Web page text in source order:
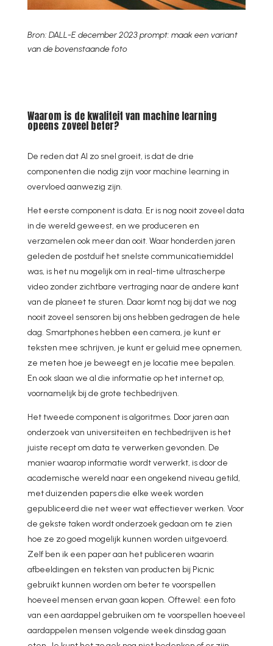
Bron: DALL-E december 2023 prompt: maak een variant
van de bovenstaande foto
Waarom is de kwaliteit van machine learning
opeens zoveel beter?
De reden dat AI zo snel groeit, is dat de drie
componenten die nodig zijn voor machine learning in
overvloed aanwezig zijn.
Het eerste component is data. Er is nog nooit zoveel data
in de wereld geweest, en we produceren en
verzamelen ook meer dan ooit. Waar honderden jaren
geleden de postduif het snelste communicatiemiddel
was, is het nu mogelijk om in real-time ultrascherpe
video zonder zichtbare vertraging naar de andere kant
van de planeet te sturen. Daar komt nog bij dat we nog
nooit zoveel sensoren bij ons hebben gedragen de hele
dag. Smartphones hebben een camera, je kunt er
teksten mee schrijven, je kunt er geluid mee opnemen,
ze meten hoe je beweegt en je locatie mee bepalen.
En ook slaan we al die informatie op het internet op,
voornamelijk bij de grote techbedrijven.
Het tweede component is algoritmes. Door jaren aan
onderzoek van universiteiten en techbedrijven is het
juiste recept om data te verwerken gevonden. De
manier waarop informatie wordt verwerkt, is door de
academische wereld naar een ongekend niveau getild,
met duizenden papers die elke week worden
gepubliceerd die net weer wat effectiever werken. Voor
de gekste taken wordt onderzoek gedaan om te zien
hoe ze zo goed mogelijk kunnen worden uitgevoerd.
Zelf ben ik een paper aan het publiceren waarin
afbeeldingen en teksten van producten bij Picnic
gebruikt kunnen worden om beter te voorspellen
hoeveel mensen ervan gaan kopen. Oftewel: een foto
van een aardappel gebruiken om te voorspellen hoeveel
aardappelen mensen volgende week dinsdag gaan